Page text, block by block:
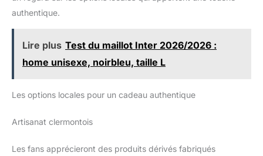
authentique.
Lire plus Test du maillot Inter 2026/2026 :
home unisexe, noirbleu, taille L
Les options locales pour un cadeau authentique
Artisanat clermontois
Les fans apprécieront des produits dérivés fabriqués